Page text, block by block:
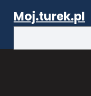
Moj.turek.pl